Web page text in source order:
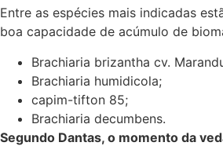
Entre as espécies mais indicadas
boa capacidade de acúmulo de
Brachiaria brizantha cv.
Brachiaria humidicola;
capim-tifton 85;
Brachiaria decumbens.
Segundo Dantas, o momento da